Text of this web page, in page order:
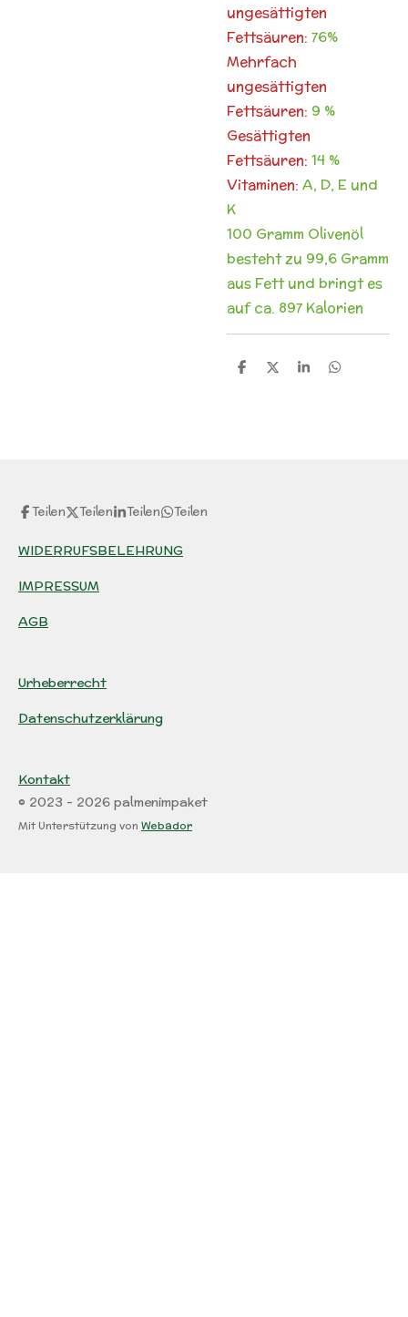
ungesättigten
Fettsäuren: 76%
Mehrfach
ungesättigten
Fettsäuren: 9 %
Gesättigten
Fettsäuren: 14 %
Vitaminen: A, D, E und
K
100 Gramm Olivenöl
besteht zu 99,6 Gramm
aus Fett und bringt es
aufca. 897 Kalorien
T T T T
Teilen Teilen Teilen Teilen
WIDERRUFSBELEHRUNG
IMPRESSUM
AGB
Urheberrecht
Datenschutzerklärung
Kontakt
© 2023 - 2026 palmenimpaket
Mit Unterstützung von Webador